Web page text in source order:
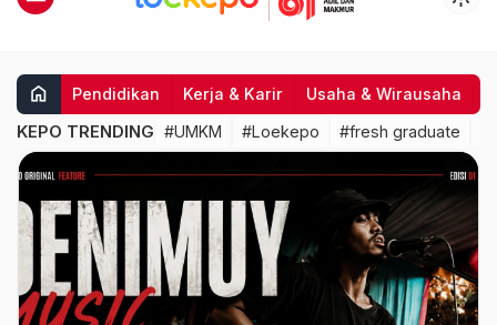
home Pendidikan Kerja & Karir Usaha & Wirausaha
KEPO TRENDING #UMKM #Loekepo #fresh graduate